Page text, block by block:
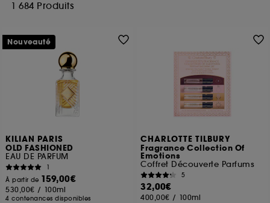
1 684 Produits
KILIAN PARIS
OLD FASHIONED
EAU DE PARFUM
1
À partir de 159,00€
530,00€ / 100ml
4 contenances disponibles
Nouveauté
CHARLOTTE TILBURY
Fragrance Collection Of
Emotions
Coffret Découverte Parfums
5
32,00€
400,00€ / 100ml